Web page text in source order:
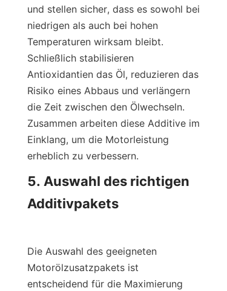
und stellen sicher, dass es sowohl bei
niedrigen als auch bei hohen
Temperaturen wirksam bleibt.
Schließlich stabilisieren
Antioxidantien das Öl, reduzieren das
Risiko eines Abbaus und verlängern
die Zeit zwischen den Ölwechseln.
Zusammen arbeiten diese Additive im
Einklang, um die Motorleistung
erheblich zu verbessern.
5. Auswahl des richtigen
Additivpakets
Die Auswahl des geeigneten
Motorölzusatzpakets ist
entscheidend für die Maximierung